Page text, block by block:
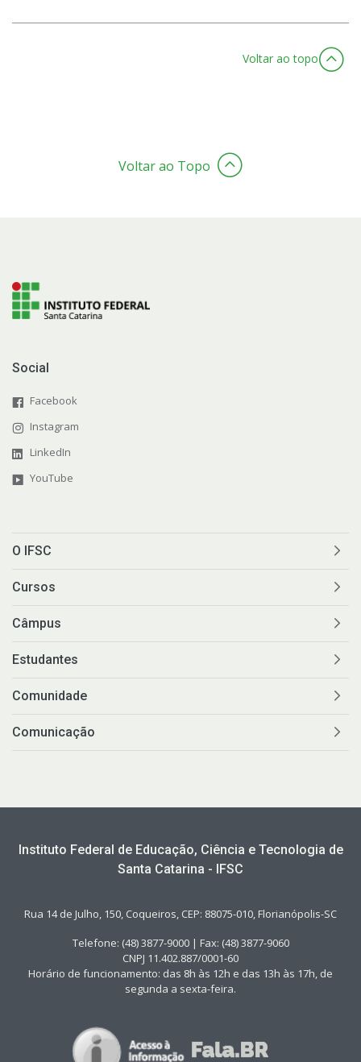
Voltar ao topo
Voltar ao Topo
Social
Facebook
Instagram
LinkedIn
YouTube
O IFSC
Cursos
Câmpus
Estudantes
Comunidade
Comunicação
Instituto Federal de Educação, Ciência e Tecnologia de
Santa Catarina - IFSC
Rua 14 de Julho, 150, Coqueiros, CEP: 88075-010, Florianópolis-SC
Telefone: (48) 3877-9000 | Fax: (48) 3877-9060
CNPJ 11.402.887/0001-60
Horário de funcionamento: das 8h às 12h e das 13h às 17h, de
segunda a sexta-feira.